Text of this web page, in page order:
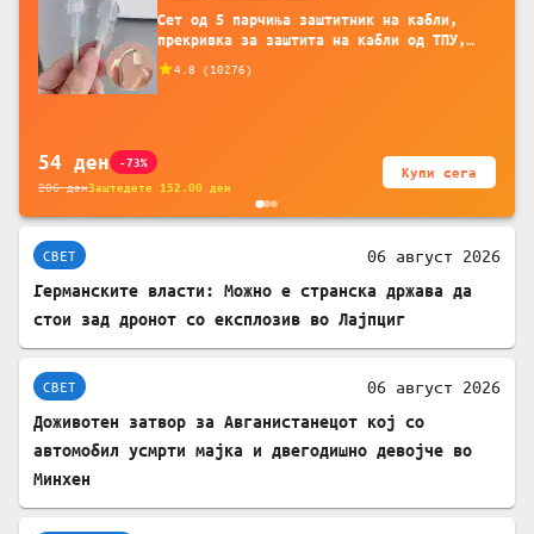
Сет од 5 парчиња заштитник на кабли,
прекривка за заштита на кабли од ТПУ,
додатоци за заштита на кабли, без
батерија, за мобилни телефони, комплет
4.8 ( 10276)
54 ден -73%
206денЗаштедете 152.00 ден
Купи сега
СВЕТ 06 август 2026
Германските власти: Можно е странска држава да
стои зад дронот со експлозив во Лајпциг
СВЕТ 06 август 2026
Доживотен затвор за Авганистанецот кој со
автомобил усмрти мајка и двегодишно девојче во
Минхен